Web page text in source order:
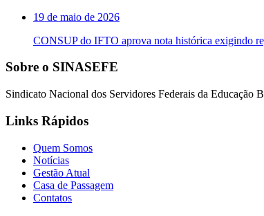
19 de maio de 2026
CONSUP do IFTO aprova nota histórica exigindo
Sobre o SINASEFE
Sindicato Nacional dos Servidores Federais da Educação
Links Rápidos
Quem Somos
Notícias
Gestão Atual
Casa de Passagem
Contatos